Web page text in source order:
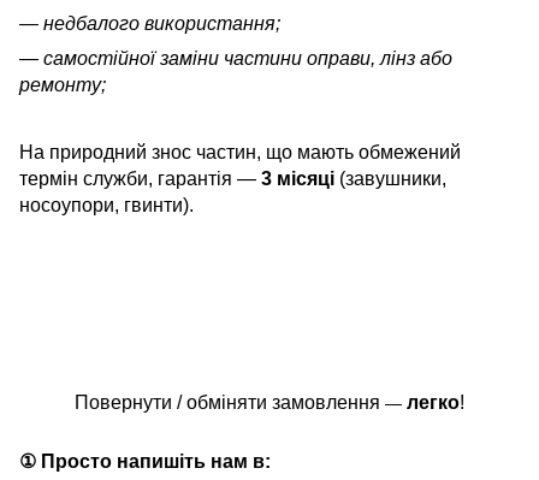
— недбалого використання;
— самостійної заміни частини оправи, лінз або
ремонту;
На природний знос частин, що мають обмежений
термін служби, гарантія — 3 місяці (завушники,
носоупори, гвинти).
Повернути / обміняти замовлення — легко!
① Просто напишіть нам в: